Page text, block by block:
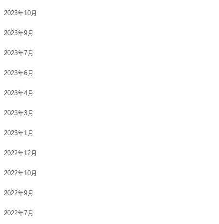
2023年10月
2023年9月
2023年7月
2023年6月
2023年4月
2023年3月
2023年1月
2022年12月
2022年10月
2022年9月
2022年7月